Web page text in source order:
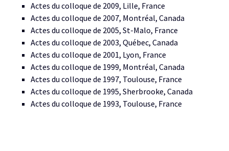
Actes du colloque de 2009, Lille, France
Actes du colloque de 2007, Montréal, Canada
Actes du colloque de 2005, St-Malo, France
Actes du colloque de 2003, Québec, Canada
Actes du colloque de 2001, Lyon, France
Actes du colloque de 1999, Montréal, Canada
Actes du colloque de 1997, Toulouse, France
Actes du colloque de 1995, Sherbrooke, Canada
Actes du colloque de 1993, Toulouse, France